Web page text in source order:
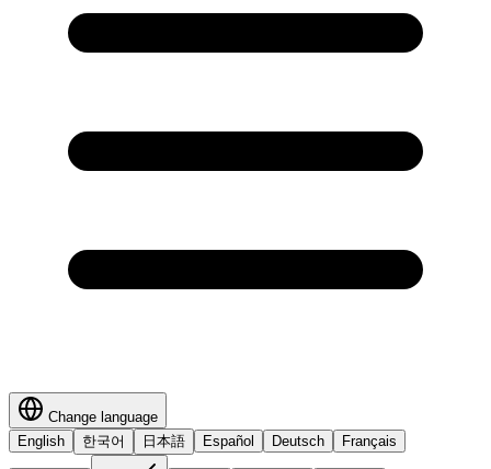
Change language
English
한국어 日本語 Español Deutsch Français